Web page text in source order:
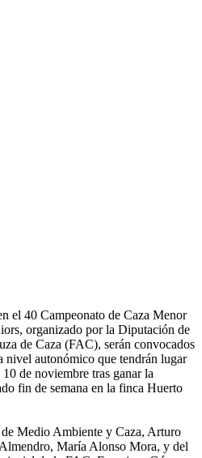
el 40 Campeonato de Caza Menor
organizado por la Diputación de
de Caza (FAC), serán convocados
nivel autonómico que tendrán lugar
de noviembre tras ganar la
fin de semana en la finca Huerto
Medio Ambiente y Caza, Arturo
María Alonso Mora, y del